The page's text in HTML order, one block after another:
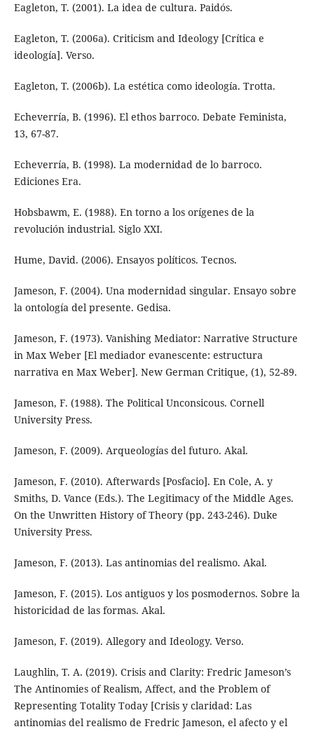
Eagleton, T. (2001). La idea de cultura. Paidós.
Eagleton, T. (2006a). Criticism and Ideology [Crítica e
ideología]. Verso.
Eagleton, T. (2006b). La estética como ideología. Trotta.
Echeverría, B. (1996). El ethos barroco. Debate Feminista,
13, 67-87.
Echeverría, B. (1998). La modernidad de lo barroco.
Ediciones Era.
Hobsbawm, E. (1988). En torno a los orígenes de la
revolución industrial. Siglo XXI.
Hume, David. (2006). Ensayos políticos. Tecnos.
Jameson, F. (2004). Una modernidad singular. Ensayo sobre
la ontología del presente. Gedisa.
Jameson, F. (1973). Vanishing Mediator: Narrative Structure
in Max Weber [El mediador evanescente: estructura
narrativa en Max Weber]. New German Critique, (1), 52-89.
Jameson, F. (1988). The Political Unconsicous. Cornell
University Press.
Jameson, F. (2009). Arqueologías del futuro. Akal.
Jameson, F. (2010). Afterwards [Posfacio]. En Cole, A. y
Smiths, D. Vance (Eds.). The Legitimacy of the Middle Ages.
On the Unwritten History of Theory (pp. 243-246). Duke
University Press.
Jameson, F. (2013). Las antinomias del realismo. Akal.
Jameson, F. (2015). Los antiguos y los posmodernos. Sobre la
historicidad de las formas. Akal.
Jameson, F. (2019). Allegory and Ideology. Verso.
Laughlin, T. A. (2019). Crisis and Clarity: Fredric Jameson’s
The Antinomies of Realism, Affect, and the Problem of
Representing Totality Today [Crisis y claridad: Las
antinomias del realismo de Fredric Jameson, el afecto y el